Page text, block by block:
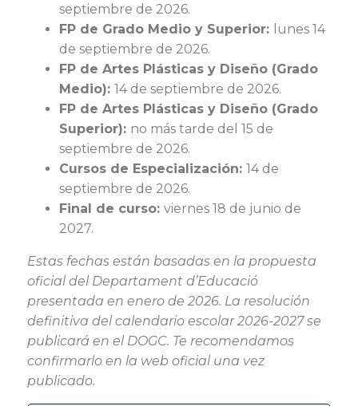
septiembre de 2026.
FP de Grado Medio y Superior:
lunes 14
de septiembre de 2026.
FP de Artes Plásticas y Diseño (Grado
Medio): 14 de septiembre de 2026.
FP de Artes Plásticas y Diseño (Grado
Superior): no más tarde del 15 de
septiembre de 2026.
Cursos de Especialización: 14 de
septiembre de 2026.
Final de curso: viernes 18 de junio de
2027.
Estas fechas están basadas en la propuesta
oficial del Departament d’Educació
presentada en enero de 2026. La resolución
definitiva del calendario escolar 2026-2027 se
publicará en el DOGC. Te recomendamos
confirmarlo en la web oficial una vez
publicado.